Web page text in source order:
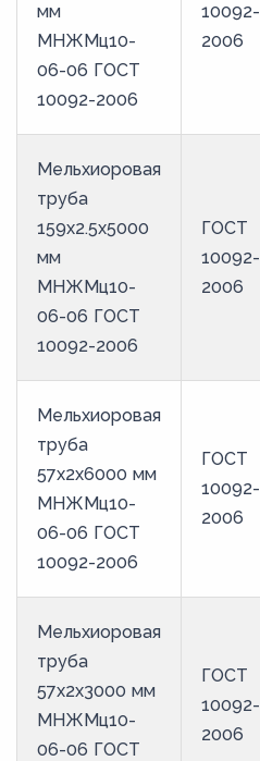
мм
МНЖМц10-
06-06 ГОСТ
10092-2006
10092-
2006
Мельхиоровая
труба
159х2.5х5000
мм
МНЖМц10-
06-06 ГОСТ
10092-2006
ГОСТ
10092-
2006
Мельхиоровая
труба
57х2х6000 мм
МНЖМц10-
06-06 ГОСТ
10092-2006
ГОСТ
10092-
2006
Мельхиоровая
труба
57х2х3000 мм
МНЖМц10-
06-06 ГОСТ
ГОСТ
10092-
2006